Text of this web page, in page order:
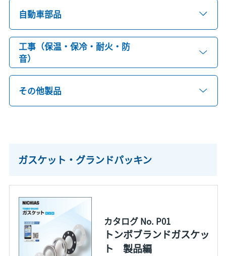
自動車部品
工事（保温・保冷・耐火・防
音）
その他製品
ガスケット・グランドパッキン
カタログ No. P01
トンボブランドガスケッ
ト 製品編